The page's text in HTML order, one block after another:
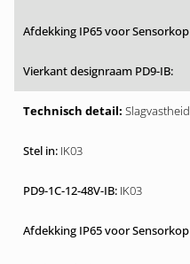
Slagvastheid
IK03
IK03